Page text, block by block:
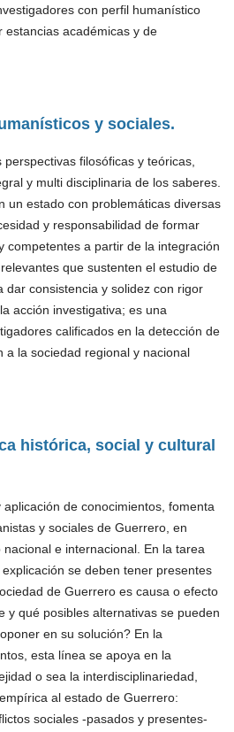
con perfil humanístico
estancias académicas y de
y sociales.
filosóficas y teóricas,
y multi disciplinaria de los saberes.
un estado con problemáticas diversas
y responsabilidad de formar
competentes a partir de la integración
que sustenten el estudio de
dar consistencia y solidez con rigor
acción investigativa; es una
calificados en la detección de
a la sociedad regional y nacional
histórica, social y cultural
de conocimientos, fomenta
y sociales de Guerrero, en
e internacional. En la tarea
se deben tener presentes
de Guerrero es causa o efecto
y qué posibles alternativas se pueden
en su solución? En la
esta línea se apoya en la
o sea la interdisciplinariedad,
al estado de Guerrero:
sociales -pasados y presentes-